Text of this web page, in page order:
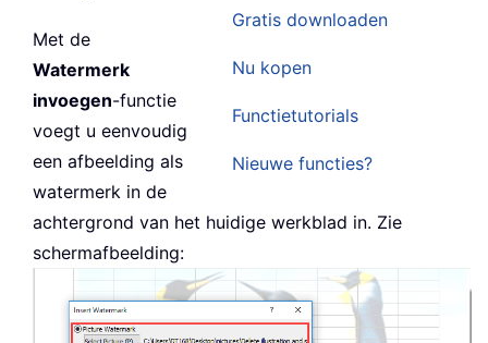
Gratis downloaden
Nu kopen
Functietutorials
Nieuwe functies?
Met de
Watermerk
invoegen-functie
voegt u eenvoudig
een afbeelding als
watermerk in de
achtergrond van het huidige werkblad in. Zie
schermafbeelding: